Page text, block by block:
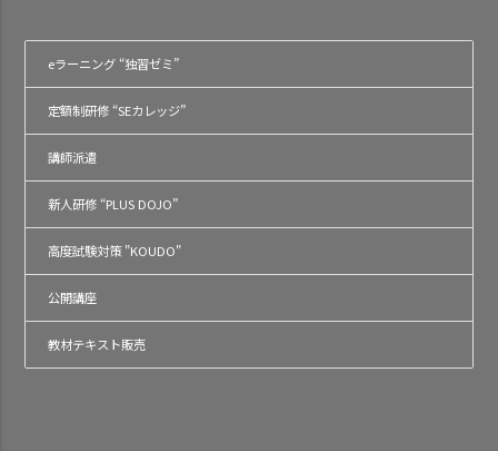
eラーニング “独習ゼミ”
定額制研修 “SEカレッジ”
講師派遣
新人研修 “PLUS DOJO”
高度試験対策 "KOUDO"
公開講座
教材テキスト販売